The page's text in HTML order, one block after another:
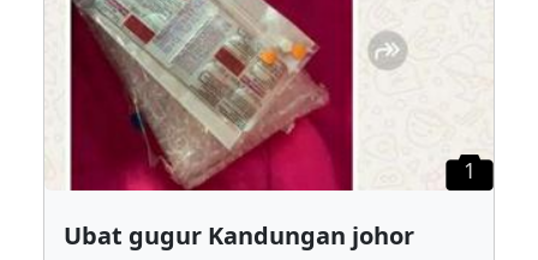
1
Ubat gugur Kandungan johor